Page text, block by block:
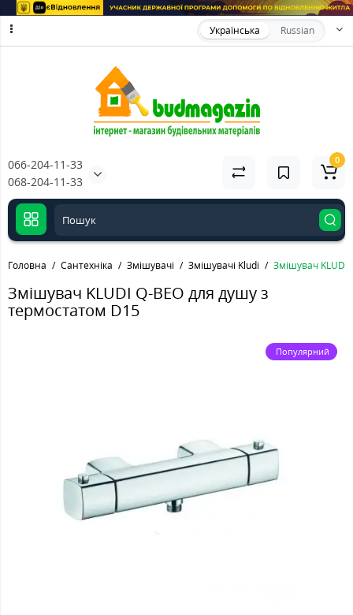
Українська Russian
066-204-11-33
068-204-11-33
0
Головна Сантехніка Змішувачі Змішувачі Kludi Змішувач KLUDI
Змішувач KLUDI Q-BEO для душу з
термостатом D15
Популярний